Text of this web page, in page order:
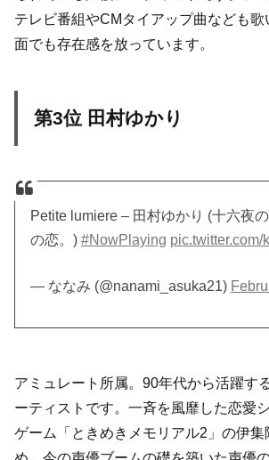
テレビ番組やCMタイアップ曲なども
面でも存在感を放っています。
第3位 田村ゆかり
Petite lumiere – 田村ゆかり (十六夜
の恋。)#NowPlaying pic.twitter.com/
— ななみ (@nanami_asuka21)
アミュレート所属。90年代から活躍す
ーティストです。一斉を風靡した恋愛
ゲーム「ときめきメモリアル2」の伊集